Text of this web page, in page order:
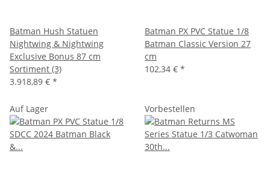
Batman Hush Statuen
Nightwing & Nightwing
Exclusive Bonus 87 cm
Sortiment (3)
3.918,89 € *
Batman PX PVC Statue 1/8
Batman Classic Version 27
cm
102,34 € *
Auf Lager Vorbestellen